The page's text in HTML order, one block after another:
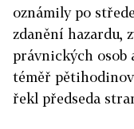
oznámily po
zdanění hazardu,
právnických osob
téměř
řekl předseda